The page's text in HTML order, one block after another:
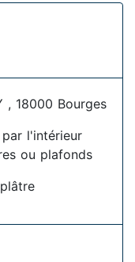
, 18000 Bourges
l'intérieur
ou plafonds